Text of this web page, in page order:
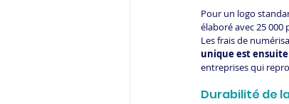
Pour un logo
élaboré avec 25
Les frais de
unique est
entreprises qui
Durabilité de